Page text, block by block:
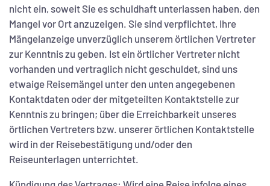
nicht ein, soweit Sie es schuldhaft unterlassen haben, den
Mangel vor Ort anzuzeigen. Sie sind verpflichtet, Ihre
Mängelanzeige unverzüglich unserem örtlichen Vertreter
zur Kenntnis zu geben. Ist ein örtlicher Vertreter nicht
vorhanden und vertraglich nicht geschuldet, sind uns
etwaige Reisemängel unter den unten angegebenen
Kontaktdaten oder der mitgeteilten Kontaktstelle zur
Kenntnis zu bringen; über die Erreichbarkeit unseres
örtlichen Vertreters bzw. unserer örtlichen Kontaktstelle
wird in der Reisebestätigung und/oder den
Reiseunterlagen unterrichtet.